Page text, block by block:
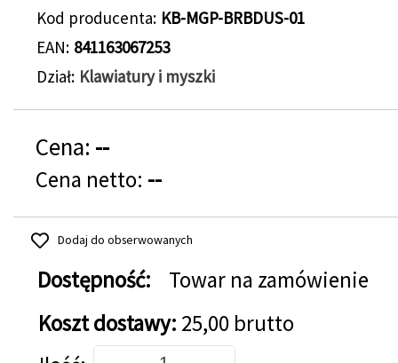
Kod producenta KB-MGP-BRBDUS-01
EAN 841163067253
Dział Klawiatury i myszki
Cena: --
Cena netto: --
Dodaj do obserwowanych
Dostępność:
Towar na zamówienie
Koszt dostawy: 25,00 brutto
Dodaj do koszyka